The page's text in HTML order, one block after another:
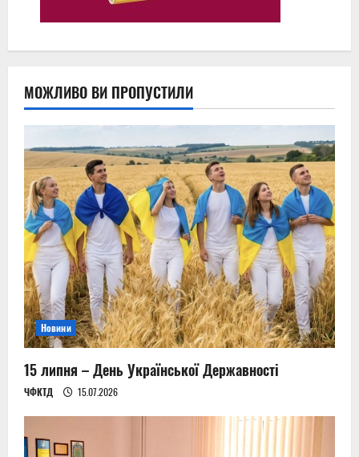
МОЖЛИВО ВИ ПРОПУСТИЛИ
Новини
15 липня – День Української Державності
ЧФКТД 15.07.2026